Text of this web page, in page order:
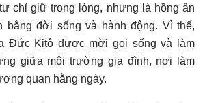
chỉ giữ trong lòng, nhưng là hồng ân
bằng đời sống và hành động. Vì thế,
Đức Kitô được mời gọi sống và làm
giữa môi trường gia đình, nơi làm
quan hằng ngày.